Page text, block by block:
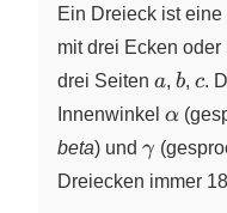
Ein Dreieck ist
mit drei Ecken oder
drei Seiten a
a, b
b, c
c.
Innenwinkel α
beta) und \gamma
γ
Dreiecken immer